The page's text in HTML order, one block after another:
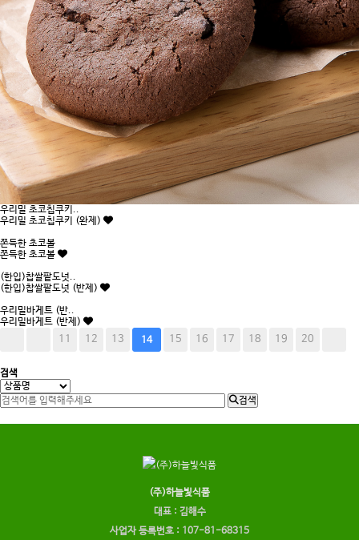
우리밀 초코칩쿠키..
우리밀 초코칩쿠키 (완제)
쫀득한 초코볼
쫀득한 초코볼
(한입)찹쌀팥도넛..
(한입)찹쌀팥도넛 (반제)
우리밀바게트 (반..
우리밀바게트 (반제)
11 12 13 14 15 16 17 18 19 20
검색
검색
(주)하늘빛식품
대표 : 김해수
사업자 등록번호 : 107-81-68315